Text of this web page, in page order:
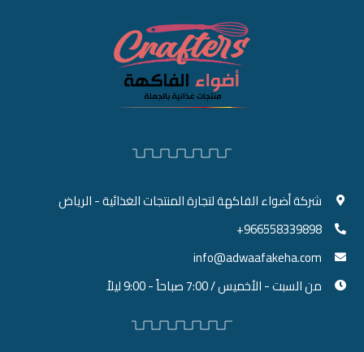
شركة أضواء الفاكهة لتجارة المنتجات الغذائية - الرياض
966558339898+
info@adwaafakeha.com
من السبت - الأخميس / 7:00 صباحاً - 9:00 ليلاً